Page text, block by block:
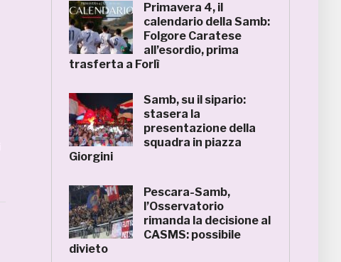
Primavera 4, il
calendario della Samb:
Folgore Caratese
all’esordio, prima
trasferta a Forlì
Samb, su il sipario:
stasera la
presentazione della
squadra in piazza
Giorgini
Pescara-Samb,
l’Osservatorio
rimanda la decisione al
CASMS: possibile
divieto